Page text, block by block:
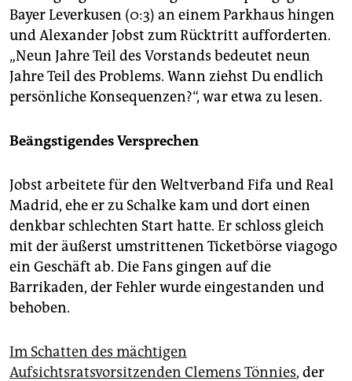
Bayer Leverkusen (0:3) an einem Parkhaus hingen
und Alexander Jobst zum Rücktritt aufforderten.
„Neun Jahre Teil des Vorstands bedeutet neun
Jahre Teil des Problems. Wann ziehst Du endlich
persönliche Konsequenzen?“, war etwa zu lesen.
Beängstigendes Versprechen
Jobst arbeitete für den Weltverband Fifa und Real
Madrid, ehe er zu Schalke kam und dort einen
denkbar schlechten Start hatte. Er schloss gleich
mit der äußerst umstrittenen Ticketbörse viagogo
ein Geschäft ab. Die Fans gingen auf die
Barrikaden, der Fehler wurde eingestanden und
behoben.
Im Schatten des mächtigen
Aufsichtsratsvorsitzenden Clemens Tönnies, der